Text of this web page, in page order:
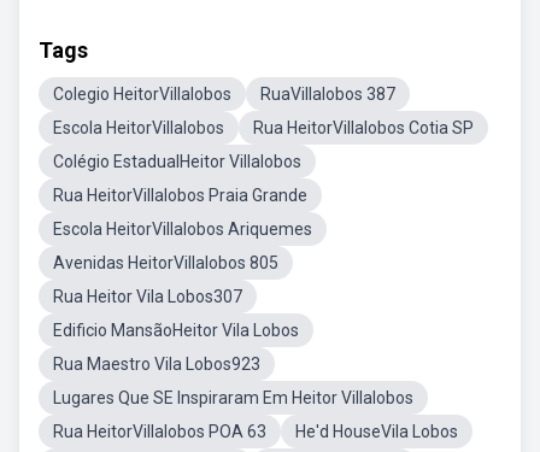
Tags
Colegio HeitorVillalobos
RuaVillalobos 387
Escola HeitorVillalobos
Rua HeitorVillalobos Cotia SP
Colégio EstadualHeitor Villalobos
Rua HeitorVillalobos Praia Grande
Escola HeitorVillalobos Ariquemes
Avenidas HeitorVillalobos 805
Rua Heitor Vila Lobos307
Edificio MansãoHeitor Vila Lobos
Rua Maestro Vila Lobos923
Lugares Que SE Inspiraram Em Heitor Villalobos
Rua HeitorVillalobos POA 63
He'd HouseVila Lobos